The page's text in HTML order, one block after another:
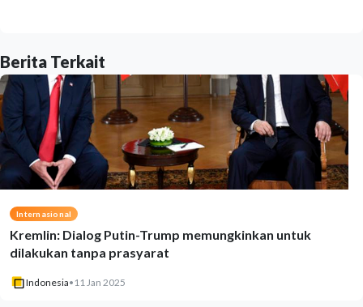
Berita Terkait
Internasional
Kremlin: Dialog Putin-Trump memungkinkan untuk
dilakukan tanpa prasyarat
Indonesia• 11 Jan 2025